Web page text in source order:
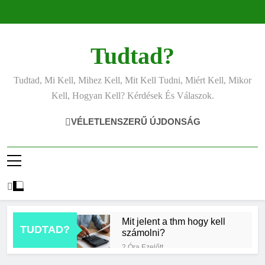
Tudtad?
Tudtad, Mi Kell, Mihez Kell, Mit Kell Tudni, Miért Kell, Mikor
Kell, Hogyan Kell? Kérdések És Válaszok.
VÉLETLENSZERŰ ÚJDONSÁG
TUDTAD?
Mit jelent a thm hogy kell
számolni?
2 Óra Ezelőtt